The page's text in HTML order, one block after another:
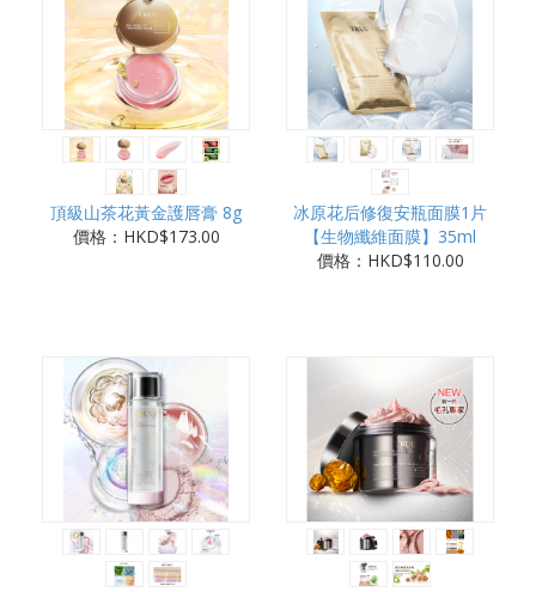
頂級山茶花黃金護唇膏 8g
價格：HKD$173.00
冰原花后修復安瓶面膜1片
【生物纖維面膜】35ml
價格：HKD$110.00